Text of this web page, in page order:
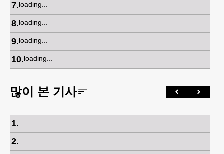
7.loading...
8.loading...
9.loading...
10.loading...
많이 본 기사
1.
2.